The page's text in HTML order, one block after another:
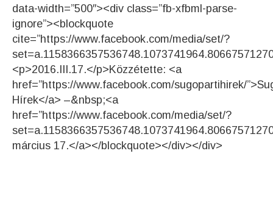
data-width=”500″><div class=”fb-xfbml-parse-
ignore”><blockquote
cite=”https://www.facebook.com/media/set/?
<p>2016.III.17.</p>Közzétette: <a
href=”https://www.facebook.com/sugopartihirek/
Hírek</a> –&nbsp;<a
href=”https://www.facebook.com/media/set/?
március 17.</a></blockquote></div></div>